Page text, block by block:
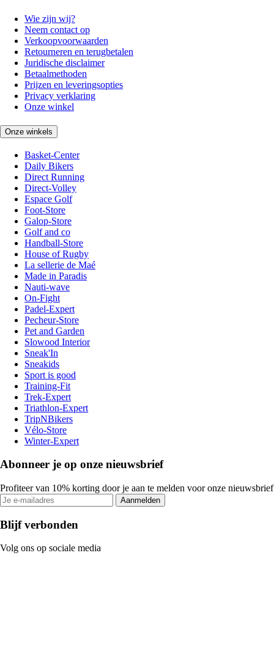
Wie zijn wij?
Neem contact op
Verkoopvoorwaarden
Retourneren en terugbetalen
Juridische disclaimer
Betaalmethoden
Prijzen en leveringsopties
Privacy verklaring
Onze winkel
Onze winkels
Basket-Center
Daily Bikers
Direct Running
Direct-Volley
Espace Golf
Foot-Store
Galop-Store
Golf and co
Handball-Store
House of Rugby
La sellerie de Maé
Made in Paradis
Nauti-wave
On-Fight
Padel-Expert
Pecheur-Store
Pet and Garden
Slowood Interior
Sneak'In
Sneakids
Sport is good
Training-Fit
Trek-Expert
Triathlon-Expert
TripNBikers
Vélo-Store
Winter-Expert
Abonneer je op onze nieuwsbrief
Profiteer van 10% korting door je aan te melden voor onze nieuwsbrief
Aanmelden
Blijf verbonden
Volg ons op sociale media